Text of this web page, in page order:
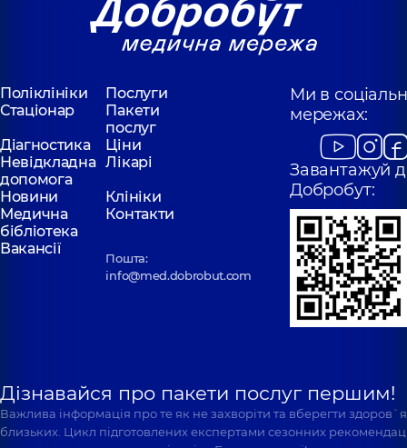
Поліклініки
Послуги
Стаціонар
Пакети
послуг
Діагностика
Ціни
Невідкладна
допомога
Лікарі
Новини
Клініки
Медична
бібліотека
Контакти
Вакансії
Пошта:
info@med.dobrobut.com
Ми в
мережах:
Завантажуй
Добробут:
Дізнавайся про пакети послуг першим!
Важлива інформація про те як не захворіти та вберегти
близьких. Цикл підготовлених експертами сезонних